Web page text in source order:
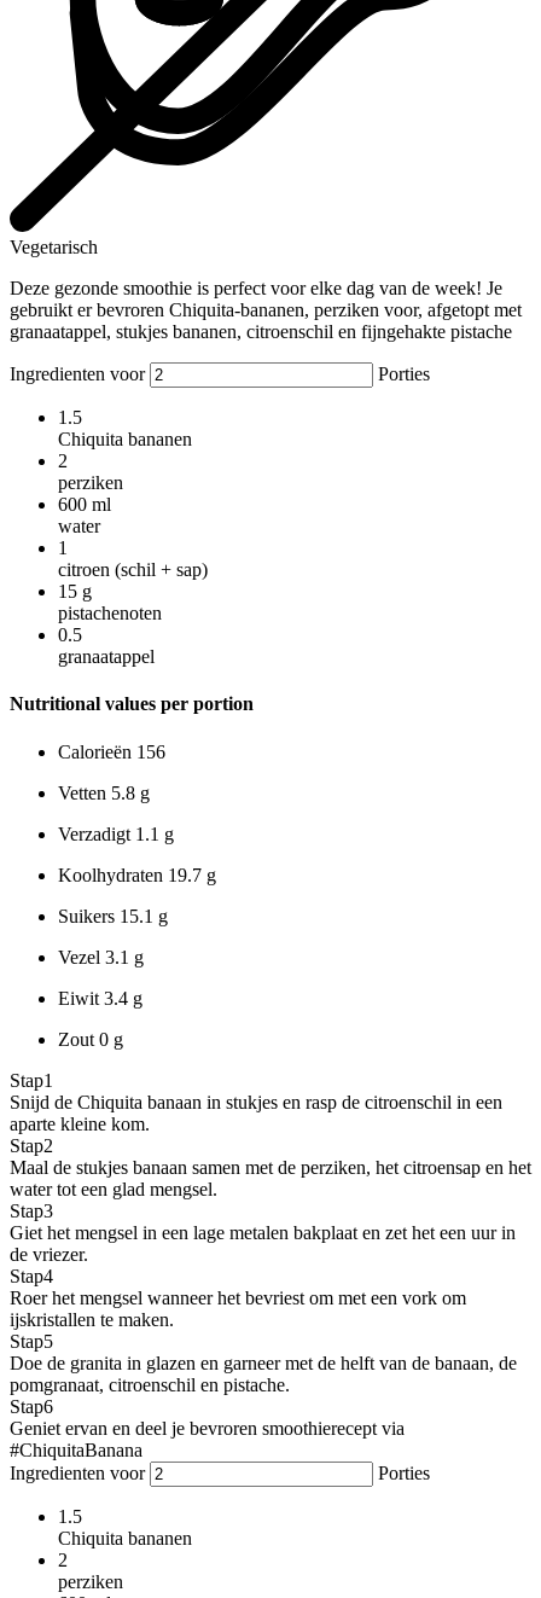
Vegetarisch
Deze gezonde smoothie is perfect voor elke dag van de week! Je
gebruikt er bevroren Chiquita-bananen, perziken voor, afgetopt met
granaatappel, stukjes bananen, citroenschil en fijngehakte pistache
Ingredienten voor Porties
1.5
Chiquita bananen
2
perziken
600 ml
water
1
citroen (schil + sap)
15 g
pistachenoten
0.5
granaatappel
Nutritional values per portion
Calorieën 156
Vetten 5.8 g
Verzadigt 1.1 g
Koolhydraten 19.7 g
Suikers 15.1 g
Vezel 3.1 g
Eiwit 3.4 g
Zout 0 g
Stap1
Snijd de Chiquita banaan in stukjes en rasp de citroenschil in een
aparte kleine kom.
Stap2
Maal de stukjes banaan samen met de perziken, het citroensap en het
water tot een glad mengsel.
Stap3
Giet het mengsel in een lage metalen bakplaat en zet het een uur in
de vriezer.
Stap4
Roer het mengsel wanneer het bevriest om met een vork om
ijskristallen te maken.
Stap5
Doe de granita in glazen en garneer met de helft van de banaan, de
pomgranaat, citroenschil en pistache.
Stap6
Geniet ervan en deel je bevroren smoothierecept via
#ChiquitaBanana
Ingredienten voor
Porties
1.5
Chiquita bananen
2
perziken